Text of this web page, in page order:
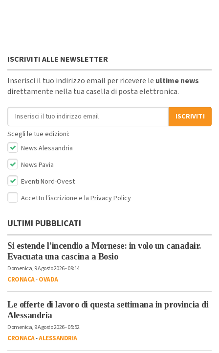
ISCRIVITI ALLE NEWSLETTER
Inserisci il tuo indirizzo email per ricevere le ultime news
direttamente nella tua casella di posta elettronica.
Indirizzo email
ISCRIVITI
Scegli le tue edizioni:
News Alessandria
News Pavia
Eventi Nord-Ovest
Accetto l'iscrizione e la Privacy Policy
ULTIMI PUBBLICATI
Si estende l’incendio a Mornese: in volo un canadair.
Evacuata una cascina a Bosio
Domenica, 9 Agosto 2026 - 09:14
CRONACA-OVADA
Le offerte di lavoro di questa settimana in provincia di
Alessandria
Domenica, 9 Agosto 2026 - 05:52
CRONACA-ALESSANDRIA